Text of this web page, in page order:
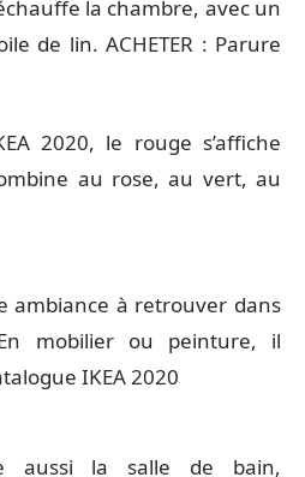
la chambre, avec un
de lin. ACHETER : Parure
2020, le rouge s’affiche
au rose, au vert, au
ambiance à retrouver dans
mobilier ou peinture, il
IKEA 2020
aussi la salle de bain,